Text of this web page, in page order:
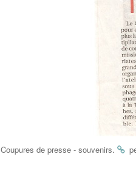
Coupures de presse - souvenirs.